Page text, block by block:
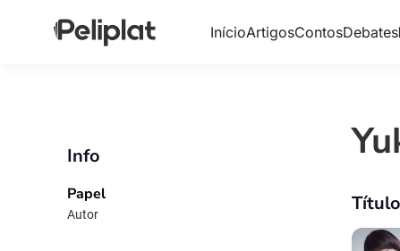
InícioArtigosContosDebates
Info
Papel
Autor